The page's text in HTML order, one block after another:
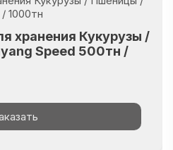
хранения Кукурузы /
Speed 500тн /